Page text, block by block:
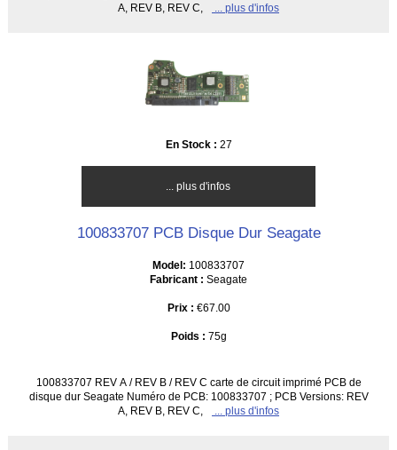
A, REV B, REV C,
... plus d'infos
En Stock : 27
... plus d'infos
100833707 PCB Disque Dur Seagate
Model: 100833707
Fabricant : Seagate
Prix : €67.00
Poids : 75g
100833707 REV A / REV B / REV C carte de circuit imprimé PCB de
disque dur Seagate Numéro de PCB: 100833707 ; PCB Versions: REV
A, REV B, REV C,
... plus d'infos